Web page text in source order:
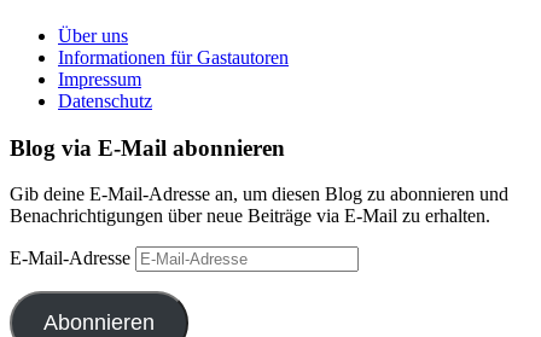
Über uns
Informationen für Gastautoren
Impressum
Datenschutz
Blog via E-Mail abonnieren
Gib deine E-Mail-Adresse an, um diesen Blog zu abonnieren und
Benachrichtigungen über neue Beiträge via E-Mail zu erhalten.
E-Mail-Adresse
Abonnieren